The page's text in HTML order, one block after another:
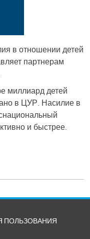
в отношении детей
партнерам
миллиард детей
в ЦУР. Насилие в
и быстрее.
ПОЛЬЗОВАНИЯ